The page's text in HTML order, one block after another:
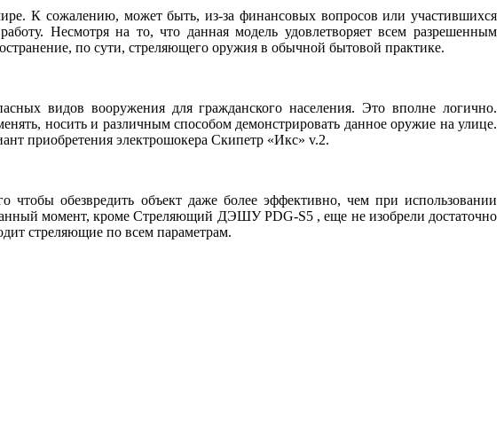
К сожалению, может быть, из-за финансовых вопросов или участившихся
Несмотря на то, что данная модель удовлетворяет всем разрешенным
по сути, стреляющего оружия в обычной бытовой практике.
видов вооружения для гражданского населения. Это вполне логично.
носить и различным способом демонстрировать данное оружие на улице.
приобретения электрошокера Скипетр «Икс» v.2.
обезвредить объект даже более эффективно, чем при использовании
момент, кроме Стреляющий ДЭШУ PDG-S5 , еще не изобрели достаточно
стреляющие по всем параметрам.